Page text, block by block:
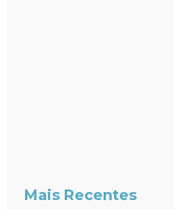
Mais Recentes